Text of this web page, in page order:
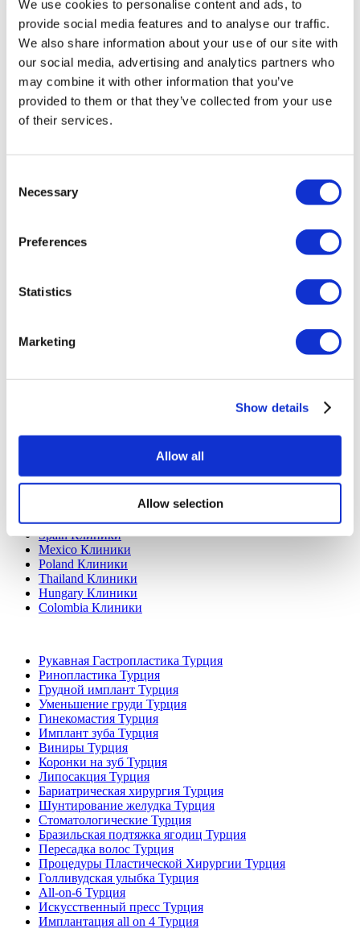
We use cookies to personalise content and ads, to
provide social media features and to analyse our traffic.
We also share information about your use of our site with
our social media, advertising and analytics partners who
may combine it with other information that you’ve
provided to them or that they’ve collected from your use
of their services.
Selection
Necessary
Preferences
Statistics
Marketing
Show details
Allow all
Allow selection
TÜRSAB – Операции на flymedi.com осуществляются
компанией MIRAC SARA TOURISM, туристическим
агентством группы A, зарегистрированным в TÜRSAB
(Сертификат № 12276).
Все процедуры проводятся в сертифицированном
медицинском учреждении, специализирующемся на
медицинском туризме.
О нас
Pre-Op Guide
Авторы & рецензенты
Карьера
Политика Конфиденциальности
Добавьте свою клинику
Турция Клиники
Spain Клиники
Mexico Клиники
Poland Клиники
Thailand Клиники
Hungary Клиники
Colombia Клиники
Рукавная Гастропластика Турция
Ринопластика Турция
Грудной имплант Турция
Уменьшение груди Турция
Гинекомастия Турция
Имплант зуба Турция
Виниры Турция
Коронки на зуб Турция
Липосакция Турция
Бариатрическая хирургия Турция
Шунтирование желудка Турция
Стоматологические Турция
Бразильская подтяжка ягодиц Турция
Пересадка волос Турция
Процедуры Пластической Хирургии Турция
Голливудская улыбка Турция
All-on-6 Турция
Искусственный пресс Турция
Имплантация all on 4 Турция